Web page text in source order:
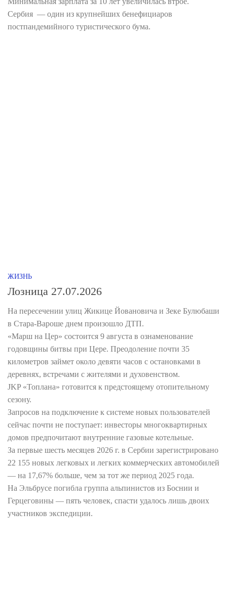
Сербия — один из крупнейших бенефициаров
постпандемийного туристического бума.
ЖИЗНЬ
Лозница 27.07.2026
На пересечении улиц Жикице Йовановича и Зеке Булюбаши
в Стара-Вароше днем произошло ДТП.
«Марш на Цер» состоится 9 августа в ознаменование
годовщины битвы при Цере. Преодоление почти 35
километров займет около девяти часов с остановками в
деревнях, встречами с жителями и духовенством.
JKP «Топлана» готовится к предстоящему отопительному
сезону.
Запросов на подключение к системе новых пользователей
сейчас почти не поступает: инвесторы многоквартирных
домов предпочитают внутренние газовые котельные.
За первые шесть месяцев 2026 г. в Сербии зарегистрировано
22 155 новых легковых и легких коммерческих автомобилей
— на 17,67% больше, чем за тот же период 2025 года.
На Эльбрусе погибла группа альпинистов из Боснии и
Герцеговины — пять человек, спасти удалось лишь двоих
участников экспедиции.